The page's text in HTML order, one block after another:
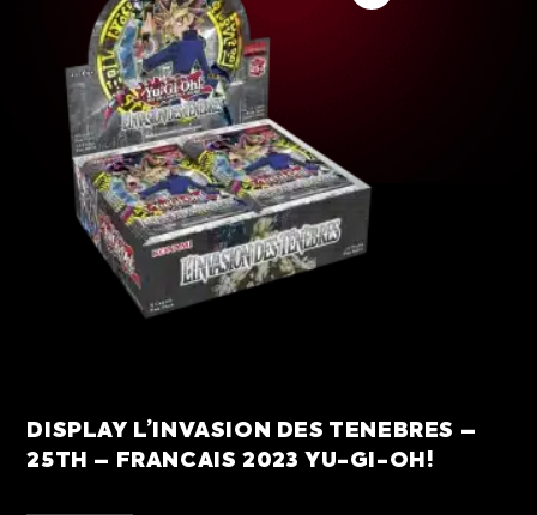
DISPLAY L’INVASION DES TENEBRES –
25TH – FRANCAIS 2023 YU-GI-OH!